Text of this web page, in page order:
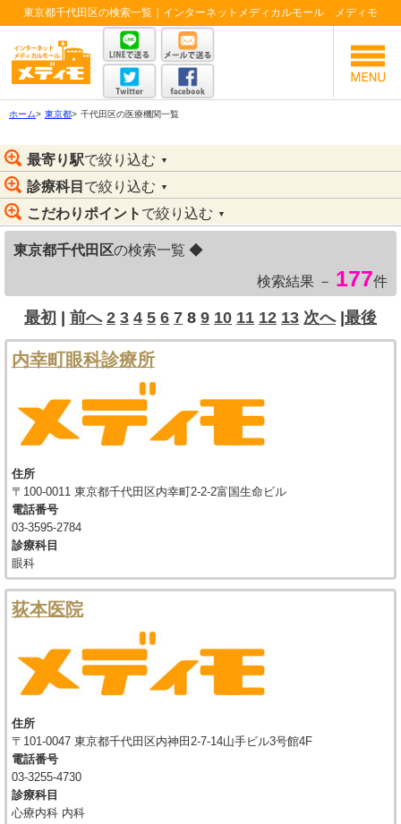
東京都千代田区の検索一覧｜インターネットメディカルモール メディモ
ホーム> 東京都> 千代田区の医療機関一覧
最寄り駅で絞り込む ▼
診療科目 で絞り込む ▼
こだわりポイント で絞り込む ▼
東京都千代田区の検索一覧 ◆
検索結果 － 177件
最初 | 前へ 2 3 4 5 6 7 8 9 10 11 12 13 次へ|最後
内幸町眼科診療所
住所
〒100-0011 東京都千代田区内幸町2-2-2富国生命ビル
電話番号
03-3595-2784
診療科目
眼科
荻本医院
住所
〒101-0047 東京都千代田区内神田2-7-14山手ビル3号館4F
電話番号
03-3255-4730
診療科目
心療内科 内科